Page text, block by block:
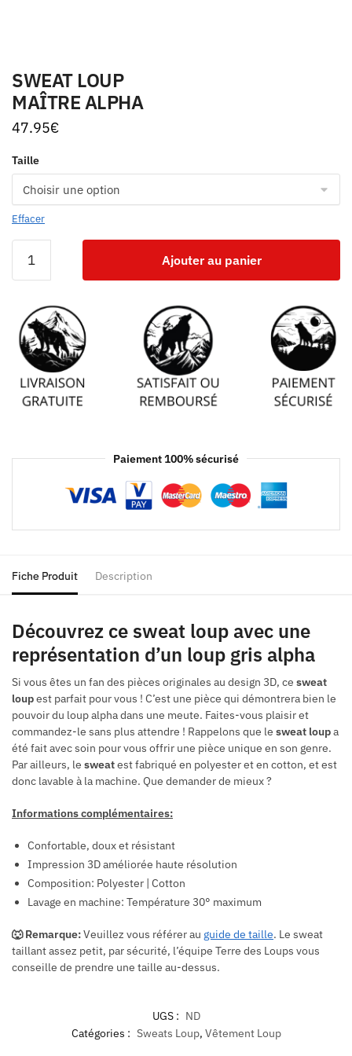
SWEAT LOUP
MAÎTRE ALPHA
47.95€
Taille
Effacer
Ajouter au panier
Paiement 100% sécurisé
Fiche Produit Description
Découvrez ce sweat loup avec une
représentation d’un loup gris alpha
Si vous êtes un fan des pièces originales au design 3D, ce sweat
loupest parfait pour vous ! C’est une pièce qui démontrera bien le
pouvoir du loup alpha dans une meute. Faites-vous plaisir et
commandez-le sans plus attendre ! Rappelons que le sweat loupa
été fait avec soin pour vous offrir une pièce unique en son genre.
Par ailleurs, le sweatest fabriqué en polyester et en cotton, et est
donc lavable à la machine. Que demander de mieux ?
Informations complémentaires:
Confortable, doux et résistant
Impression 3D améliorée haute résolution
Composition: Polyester | Cotton
Lavage en machine: Température 30° maximum
🐺 Remarque:Veuillez vous référer au guide de taille. Le sweat
taillant assez petit, parsécurité, l’équipe Terre des Loups vous
conseille de prendre une taille au-dessus.
UGS : ND
Catégories : Sweats Loup, Vêtement Loup